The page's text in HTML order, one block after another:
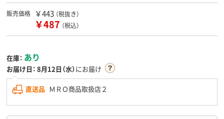
販売価格 ￥443 （税抜き）
￥487 （税込）
在庫： あり
お届け日： 8月12日（水）にお届け
直送品 ＭＲＯ商品取扱店２